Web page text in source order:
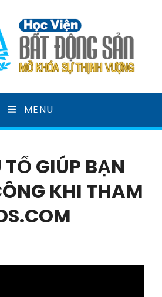
BẤT ĐỘNG
MENU
GIÚP BẠN
KHI THAM